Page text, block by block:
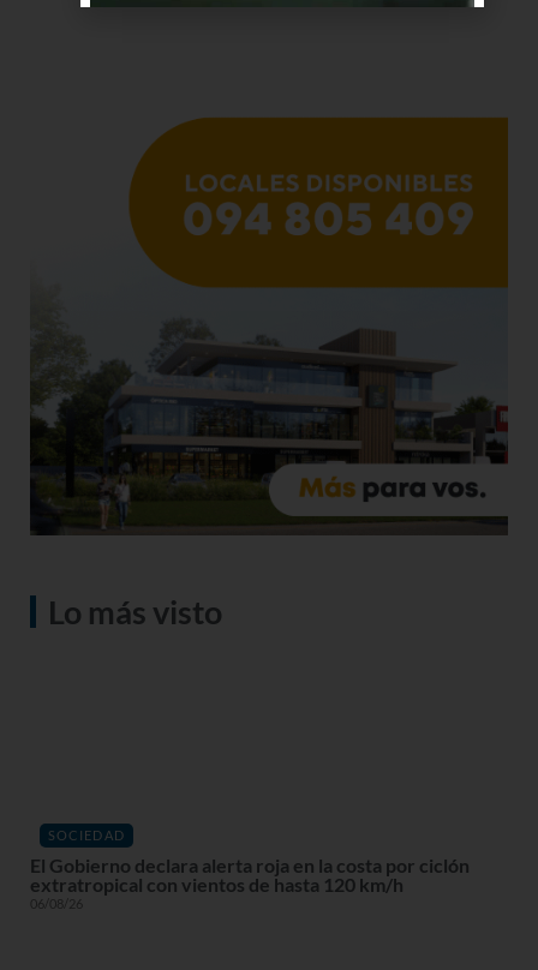
Lo más visto
SOCIEDAD
El Gobierno declara alerta roja en la costa por ciclón
extratropical con vientos de hasta 120 km/h
06/08/26